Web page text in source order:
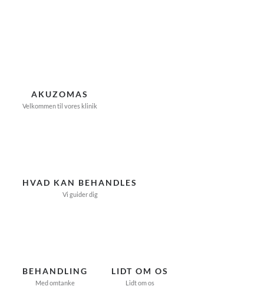
AKUZOMAS
Velkommen til vores klinik
HVAD KAN BEHANDLES
Vi guider dig
BEHANDLING
Med omtanke
LIDT OM OS
Lidt om os